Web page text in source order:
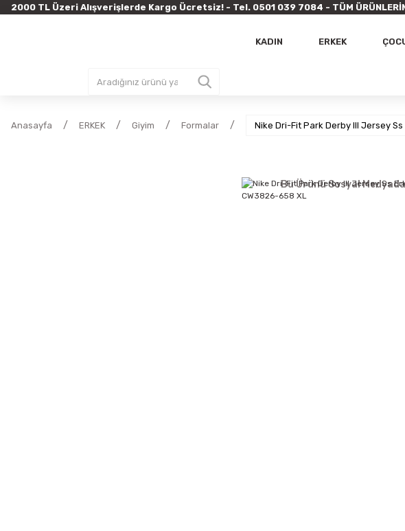
2000 TL Üzeri Alışverişlerde Kargo Ücretsiz! - Tel. 0501 039 7084 - TÜM
KADIN ERKEK
Anasayfa ERKEK Giyim Formalar Nike Dri-Fit Park Derby III Jersey Ss
Bu Ürünü Sosyal